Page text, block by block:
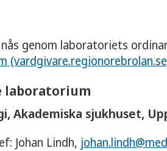
genom laboratoriets
laboratorium
Akademiska sjukhuset,
Johan Lindh,